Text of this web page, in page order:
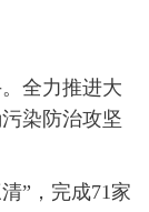
全力推进大
染防治攻坚
”，完成71家